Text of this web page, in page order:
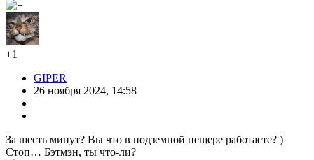
+1
GIPER
26 ноября 2024, 14:58
За шесть минут? Вы что в подземной пещере работаете? )
Стоп… Бэтмэн, ты что-ли?